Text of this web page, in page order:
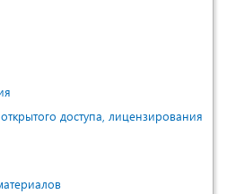
доступа, лицензирования